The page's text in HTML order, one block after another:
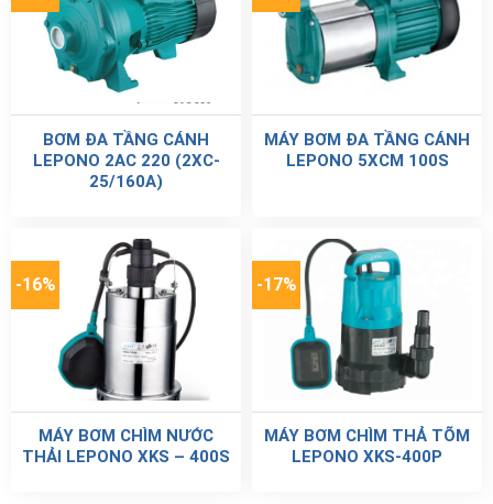
BƠM ĐA TẦNG CÁNH
LEPONO 2AC 220 (2XC-
25/160A)
MÁY BƠM ĐA TẦNG CÁNH
LEPONO 5XCM 100S
-16%
MÁY BƠM CHÌM NƯỚC
THẢI LEPONO XKS – 400S
-17%
MÁY BƠM CHÌM THẢ TÕM
LEPONO XKS-400P